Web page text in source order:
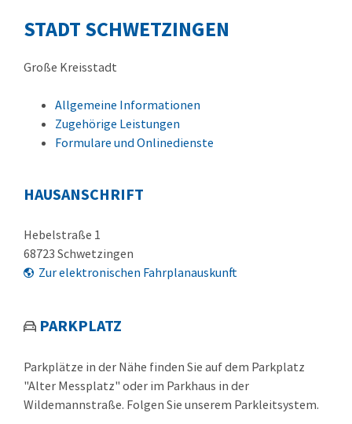
STADT SCHWETZINGEN
Große Kreisstadt
Allgemeine Informationen
Zugehörige Leistungen
Formulare und Onlinedienste
HAUSANSCHRIFT
Hebelstraße 1
68723 Schwetzingen
Zur elektronischen Fahrplanauskunft
PARKPLATZ
Parkplätze in der Nähe finden Sie auf dem Parkplatz
"Alter Messplatz" oder im Parkhaus in der
Wildemannstraße. Folgen Sie unserem Parkleitsystem.